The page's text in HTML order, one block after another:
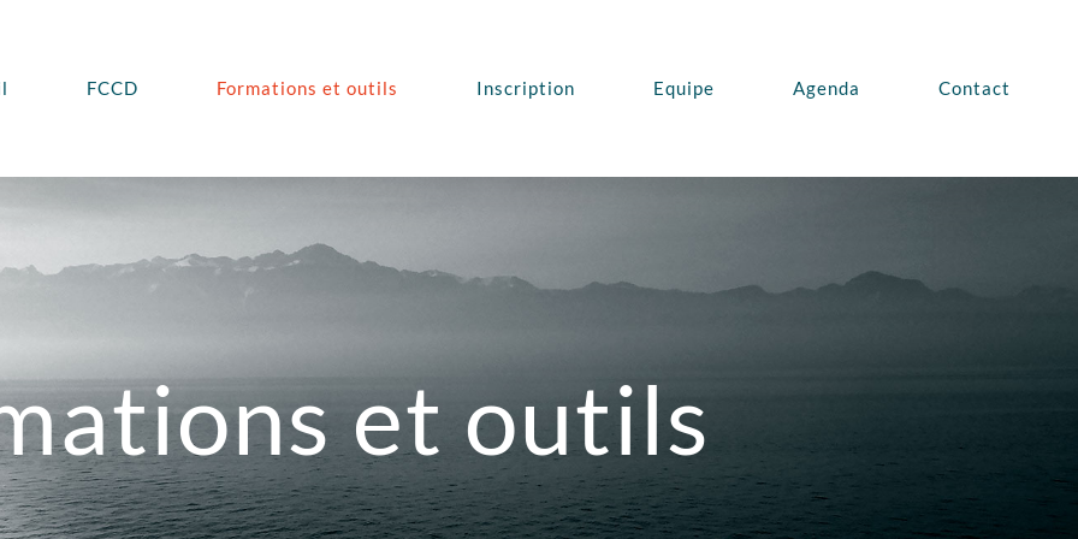
FCCD Formations et outils Inscription Equipe Agenda Contact
et outils